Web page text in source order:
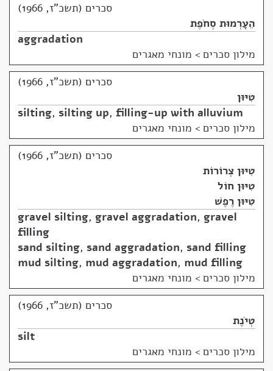
סכרים (תשכ"ז, 1966)
הֵעָרְמוּת סְחֹפֶת
aggradation
מילון סכרים > מונחי מאגרים
סכרים (תשכ"ז, 1966)
טִיּוּן
silting, silting up, filling-up with alluvium
מילון סכרים > מונחי מאגרים
סכרים (תשכ"ז, 1966)
טִיּוּן צְרוֹרוֹת
טִיּוּן חוֹל
טִיּוּן רֶפֶשׁ
gravel silting, gravel aggradation, gravel
filling
sand silting, sand aggradation, sand filling
mud silting, mud aggradation, mud filling
מילון סכרים > מונחי מאגרים
סכרים (תשכ"ז, 1966)
טְיֹנֶת
silt
מילון סכרים > מונחי מאגרים